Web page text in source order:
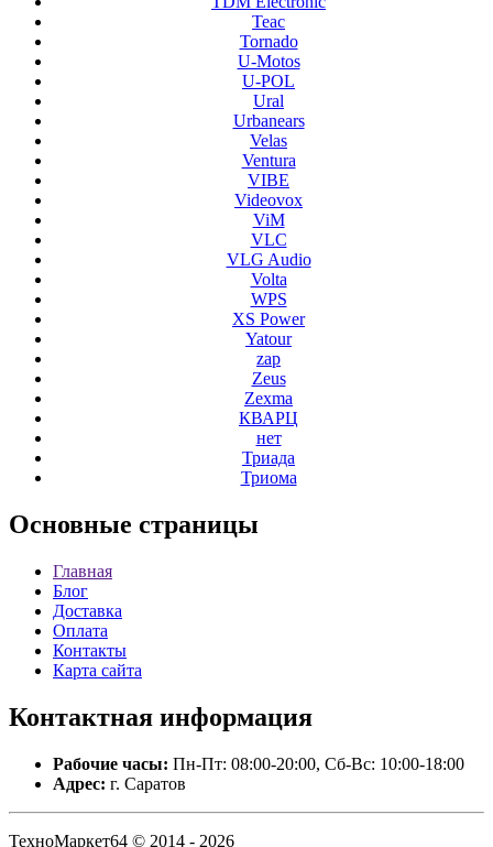
Teac
Tornado
U-Motos
U-POL
Ural
Urbanears
Velas
Ventura
VIBE
Videovox
ViM
VLC
VLG Audio
Volta
WPS
XS Power
Yatour
zap
Zeus
Zexma
КВАРЦ
нет
Триада
Триома
Основные страницы
Главная
Блог
Доставка
Оплата
Контакты
Карта сайта
Контактная информация
Рабочие часы: Пн-Пт: 08:00-20:00, Сб-Вс: 10:00-18:00
Адрес: г. Саратов
ТехноМаркет64 © 2014 - 2026